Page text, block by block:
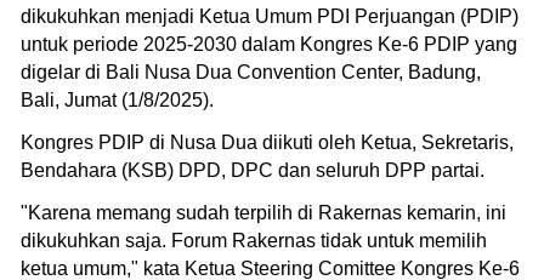
dikukuhkan menjadi Ketua Umum PDI Perjuangan (PDIP)
untuk periode 2025-2030 dalam Kongres Ke-6 PDIP yang
digelar di Bali Nusa Dua Convention Center, Badung,
Bali, Jumat (1/8/2025).
Kongres PDIP di Nusa Dua diikuti oleh Ketua, Sekretaris,
Bendahara (KSB) DPD, DPC dan seluruh DPP partai.
"Karena memang sudah terpilih di Rakernas kemarin, ini
dikukuhkan saja. Forum Rakernas tidak untuk memilih
ketua umum," kata Ketua Steering Comittee Kongres Ke-6